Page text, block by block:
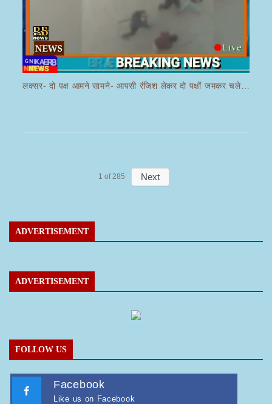
लक्सर- दो पक्ष आमने सामने- आपसी रंजिश लेकर दो पक्षों जमकर चले लाठी डंडे का वीडियो जमकर हो रहा वायरल
1 of 285 Next
ADVERTISEMENT
ADVERTISEMENT
FOLLOW US
Facebook
Like us on Facebook